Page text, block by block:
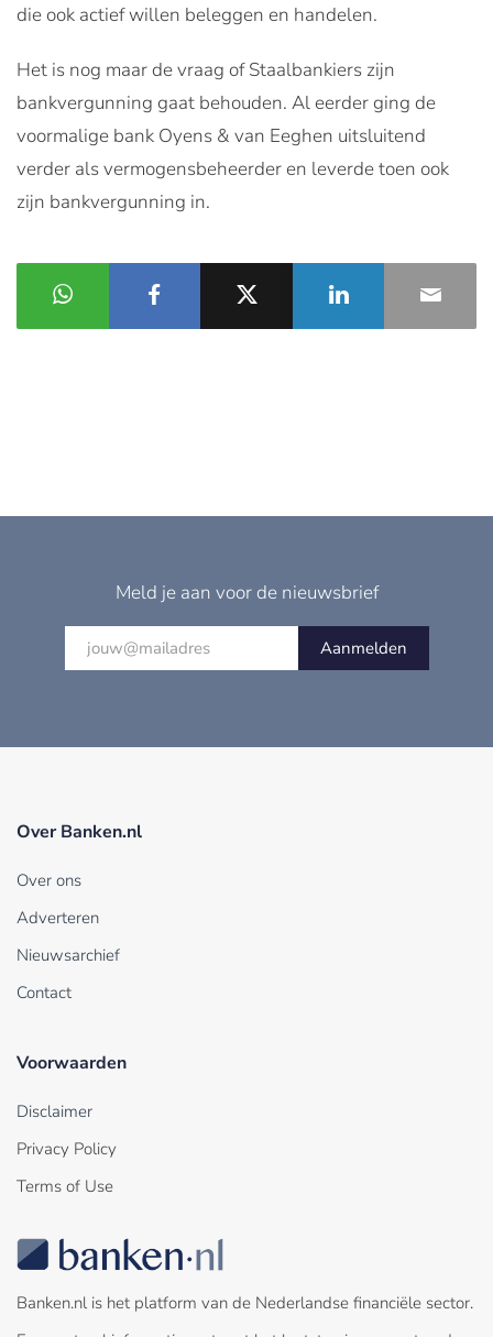
die ook actief willen beleggen en handelen.
Het is nog maar de vraag of Staalbankiers zijn
bankvergunning gaat behouden. Al eerder ging de
voormalige bank Oyens & van Eeghen uitsluitend
verder als vermogensbeheerder en leverde toen ook
zijn bankvergunning in.
Meld je aan voor de nieuwsbrief
Aanmelden
Over Banken.nl
Over ons
Adverteren
Nieuwsarchief
Contact
Voorwaarden
Disclaimer
Privacy Policy
Terms of Use
Banken.nl is het platform van de Nederlandse financiële sector.